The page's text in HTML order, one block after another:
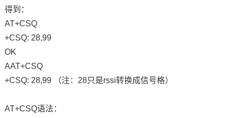
得到：
AT+CSQ
+CSQ: 28,99
OK
AAT+CSQ
+CSQ: 28,99 （注：28只是rssi转换成信号格）
AT+CSQ语法：